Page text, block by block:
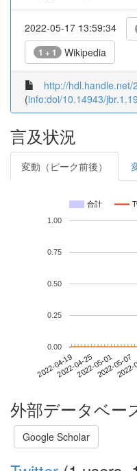
2022-05-17 13:59:34
1 + 1 Wikipedia
http://hdl.handle.net/
(info:doi/10.14943/jbr.1.19
言及状況
変動（ピーク前後）
合計
2022-04-192022-04-252022-05-012022-05-07
0.00
0.25
0.50
0.75
1.00
外部データベー
Google Scholar